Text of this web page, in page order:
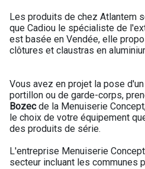
Les produits de chez Atlantem
que Cadiou le spécialiste de
est basée en Vendée, elle
clôtures et claustras en
Vous avez en projet la pose
portillon ou de garde-corps,
Bozecde la Menuiserie
le choix de votre équipement
des produits de série.
L'entreprise Menuiserie
secteur incluant les communes